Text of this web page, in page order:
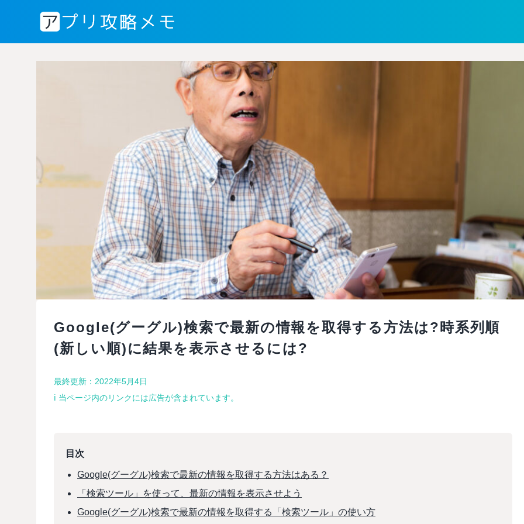
Google(グーグル)検索で最新の情報を取得する方法は?時系列順
(新しい順)に結果を表示させるには?
最終更新：2022年5月4日
ℹ︎ 当ページ内のリンクには広告が含まれています。
目次
Google(グーグル)検索で最新の情報を取得する方法はある？
「検索ツール」を使って、最新の情報を表示させよう
Google(グーグル)検索で最新の情報を取得する「検索ツール」の使い方